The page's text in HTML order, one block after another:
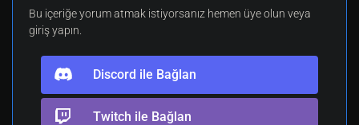
Bu içeriğe yorum atmak istiyorsanız hemen üye olun veya
giriş yapın.
Discord ile Bağlan
Twitch ile Bağlan